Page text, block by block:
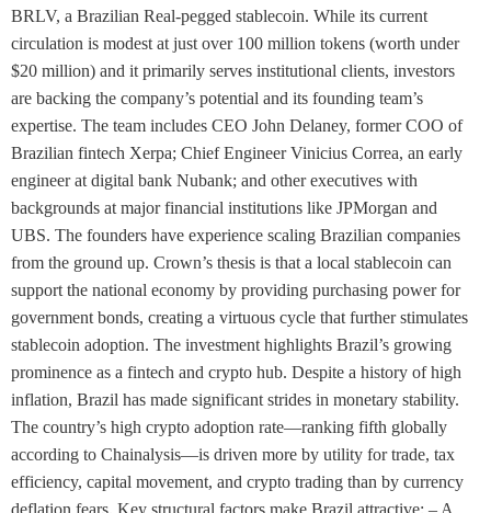
BRLV, a Brazilian Real-pegged stablecoin. While its current
circulation is modest at just over 100 million tokens (worth under
$20 million) and it primarily serves institutional clients, investors
are backing the company’s potential and its founding team’s
expertise. The team includes CEO John Delaney, former COO of
Brazilian fintech Xerpa; Chief Engineer Vinicius Correa, an early
engineer at digital bank Nubank; and other executives with
backgrounds at major financial institutions like JPMorgan and
UBS. The founders have experience scaling Brazilian companies
from the ground up. Crown’s thesis is that a local stablecoin can
support the national economy by providing purchasing power for
government bonds, creating a virtuous cycle that further stimulates
stablecoin adoption. The investment highlights Brazil’s growing
prominence as a fintech and crypto hub. Despite a history of high
inflation, Brazil has made significant strides in monetary stability.
The country’s high crypto adoption rate—ranking fifth globally
according to Chainalysis—is driven more by utility for trade, tax
efficiency, capital movement, and crypto trading than by currency
deflation fears. Key structural factors make Brazil attractive: – A